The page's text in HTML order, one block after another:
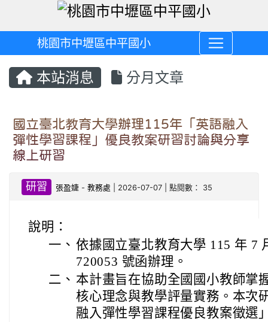
桃園市中壢區中平國小
本站消息 分月文章
國立臺北教育大學辦理115年「英語融入
彈性學習課程」優良教案研習討論與分享
線上研習
研習 張盈婕 -教務處 | 2026-07-07 | 點閱數： 35
說明：
一、 依據國立臺北教育大學 115 年 7
720053 號函辦理。
二、 本計畫旨在協助全國國小教師掌
核心理念與教學評量實務。本次
融入彈性學習課程優良教案徵選